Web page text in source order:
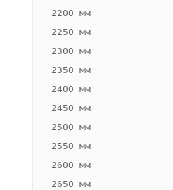
2200 мм
2250 мм
2300 мм
2350 мм
2400 мм
2450 мм
2500 мм
2550 мм
2600 мм
2650 мм